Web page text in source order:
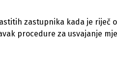
zastupnika kada je riječ o
procedure za usvajanje